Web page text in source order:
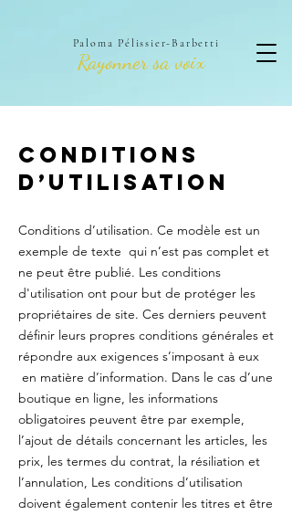
Rayonner sa voix
Paloma Pélissier-Barbetti
Conditions
d’utilisation
Conditions d’utilisation. Ce modèle est un
exemple de texte qui n’est pas complet et
ne peut être publié. Les conditions
d'utilisation ont pour but de protéger les
propriétaires de site. Ces derniers peuvent
définir leurs propres conditions générales et
répondre aux exigences s’imposant à eux
en matière d’information. Dans le cas d’une
boutique en ligne, les informations
obligatoires peuvent être par exemple,
l’ajout de détails concernant les articles, les
prix, les termes du contrat, la résiliation et
l’annulation, Les conditions d’utilisation
doivent également contenir les titres et être